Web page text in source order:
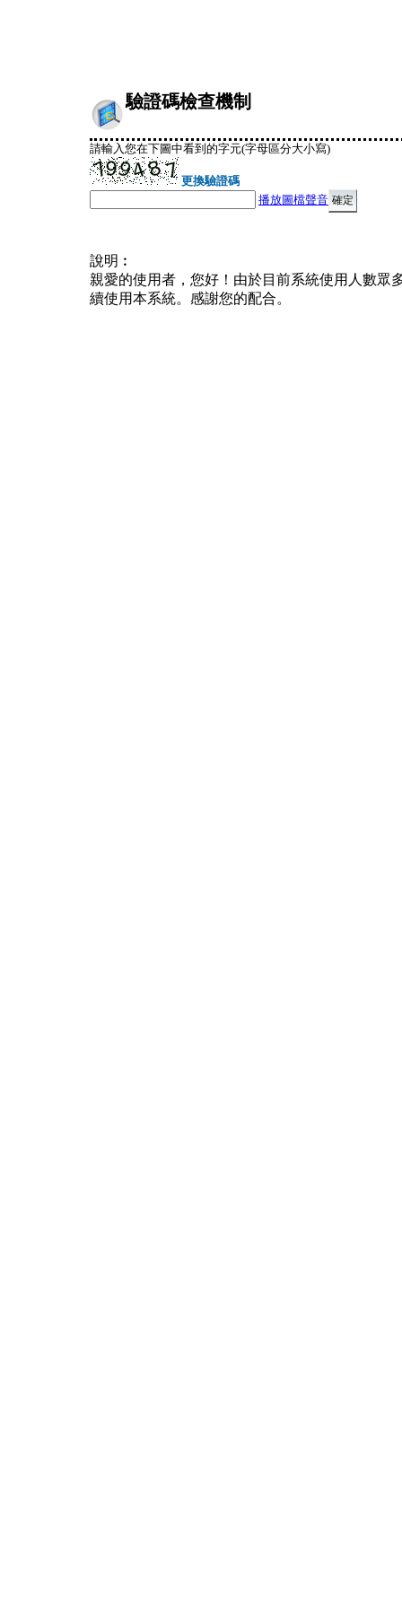
驗證碼檢查機制
請輸入您在下圖中看到的字元(字母區分大小寫)
更換驗證碼
播放圖檔聲音
說明︰
親愛的使用者，您好！由於目前系統使用人數眾
續使用本系統。感謝您的配合。